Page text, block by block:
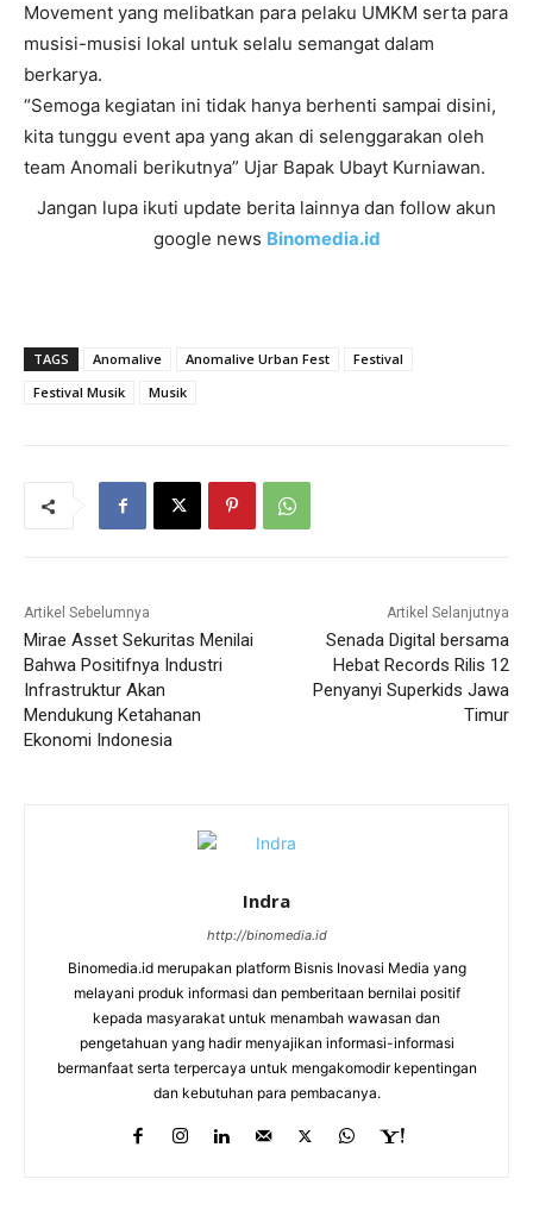
Movement yang melibatkan para pelaku UMKM serta para
musisi-musisi lokal untuk selalu semangat dalam
berkarya.
“Semoga kegiatan ini tidak hanya berhenti sampai disini,
kita tunggu event apa yang akan di selenggarakan oleh
team Anomali berikutnya” Ujar Bapak Ubayt Kurniawan.
Jangan lupa ikuti update berita lainnya dan follow akun
google news Binomedia.id
TAGS Anomalive Anomalive Urban Fest
Festival
Festival Musik
Musik
Artikel Sebelumnya
Mirae Asset Sekuritas Menilai
Bahwa Positifnya Industri
Infrastruktur Akan
Mendukung Ketahanan
Ekonomi Indonesia
Artikel Selanjutnya
Senada Digital bersama
Hebat Records Rilis 12
Penyanyi Superkids Jawa
Timur
Indra
http://binomedia.id
Binomedia.id merupakan platform Bisnis Inovasi Media yang
melayani produk informasi dan pemberitaan bernilai positif
kepada masyarakat untuk menambah wawasan dan
pengetahuan yang hadir menyajikan informasi-informasi
bermanfaat serta terpercaya untuk mengakomodir kepentingan
dan kebutuhan para pembacanya.